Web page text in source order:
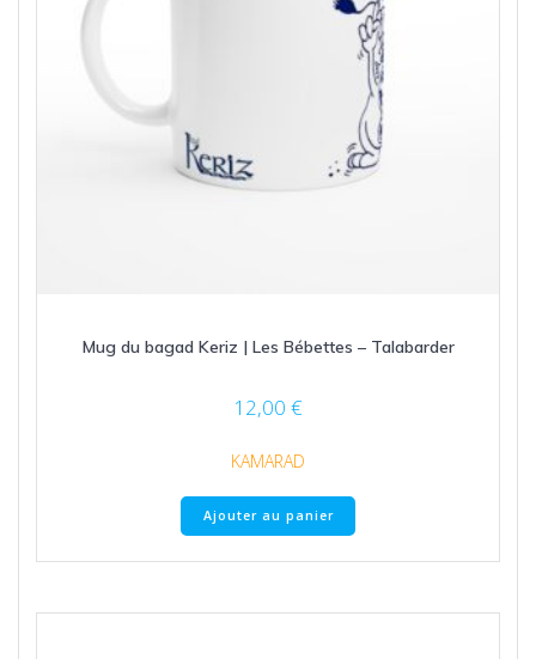
Mug du bagad Keriz | Les Bébettes – Talabarder
12,00 €
KAMARAD
Ajouter au panier